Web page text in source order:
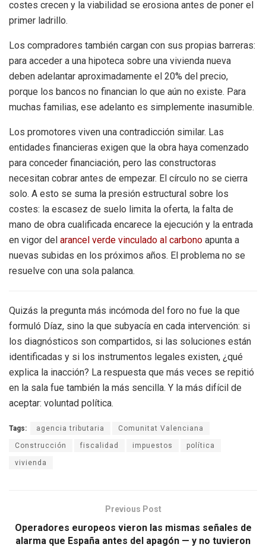
costes crecen y la viabilidad se erosiona antes de poner el
primer ladrillo.
Los compradores también cargan con sus propias barreras:
para acceder a una hipoteca sobre una vivienda nueva
deben adelantar aproximadamente el 20% del precio,
porque los bancos no financian lo que aún no existe. Para
muchas familias, ese adelanto es simplemente inasumible.
Los promotores viven una contradicción similar. Las
entidades financieras exigen que la obra haya comenzado
para conceder financiación, pero las constructoras
necesitan cobrar antes de empezar. El círculo no se cierra
solo. A esto se suma la presión estructural sobre los
costes: la escasez de suelo limita la oferta, la falta de
mano de obra cualificada encarece la ejecución y la entrada
en vigor del arancel verde vinculado al carbono apunta a
nuevas subidas en los próximos años. El problema no se
resuelve con una sola palanca.
Quizás la pregunta más incómoda del foro no fue la que
formuló Díaz, sino la que subyacía en cada intervención: si
los diagnósticos son compartidos, si las soluciones están
identificadas y si los instrumentos legales existen, ¿qué
explica la inacción? La respuesta que más veces se repitió
en la sala fue también la más sencilla. Y la más difícil de
aceptar: voluntad política.
Tags: agencia tributaria Comunitat Valenciana
Construcción fiscalidad impuestos política
vivienda
Previous Post
Operadores europeos vieron las mismas señales de
alarma que España antes del apagón — y no tuvieron